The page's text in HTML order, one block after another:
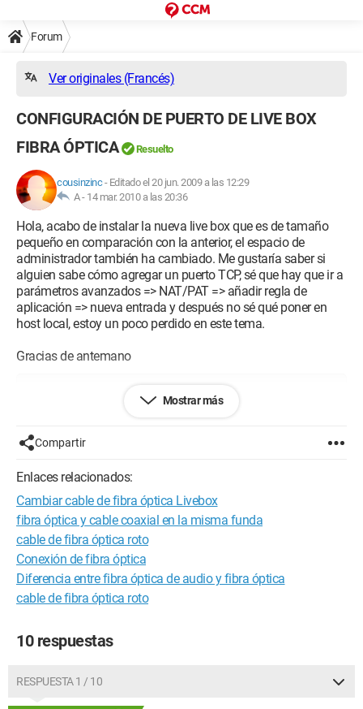
Forum
Ver originales (Francés)
CONFIGURACIÓN DE PUERTO DE LIVE BOX
FIBRA ÓPTICA
Resuelto
cousinzinc- Editado el 20 jun. 2009 a las 12:29
A - 14 mar. 2010 a las 20:36
Hola, acabo de instalar la nueva live box que es de tamaño
pequeño en comparación con la anterior, el espacio de
administrador también ha cambiado. Me gustaría saber si
alguien sabe cómo agregar un puerto TCP, sé que hay que ir a
parámetros avanzados => NAT/PAT => añadir regla de
aplicación => nueva entrada y después no sé qué poner en
host local, estoy un poco perdido en este tema.
Gracias de antemano
Mostrar más
Compartir
Enlaces relacionados:
Cambiar cable de fibra óptica Livebox
fibra óptica y cable coaxial en la misma funda
cable de fibra óptica roto
Conexión de fibra óptica
Diferencia entre fibra óptica de audio y fibra óptica
cable de fibra óptica roto
10 respuestas
RESPUESTA 1 / 10